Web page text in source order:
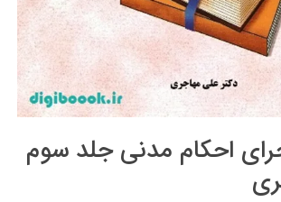
احکام مدنی جلد سوم